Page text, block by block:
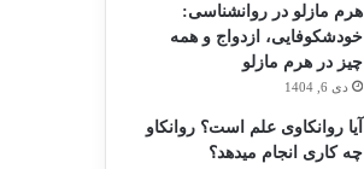
هرم مازلو در روانشناسی:
خودشکوفایی، ازدواج و همه
چیز در هرم مازلو
دی 6, 1404
آیا روانکاوی علم است؟ روانکاو
چه کاری انجام میدهد؟